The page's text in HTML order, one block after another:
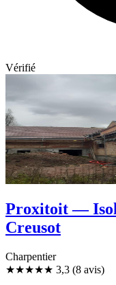
Vérifié
Proxitoit —
Creusot
Charpentier
★★★★★ 3,3 (8 avis)